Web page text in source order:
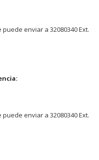
enviar a 32080340 Ext.
enviar a 32080340 Ext.